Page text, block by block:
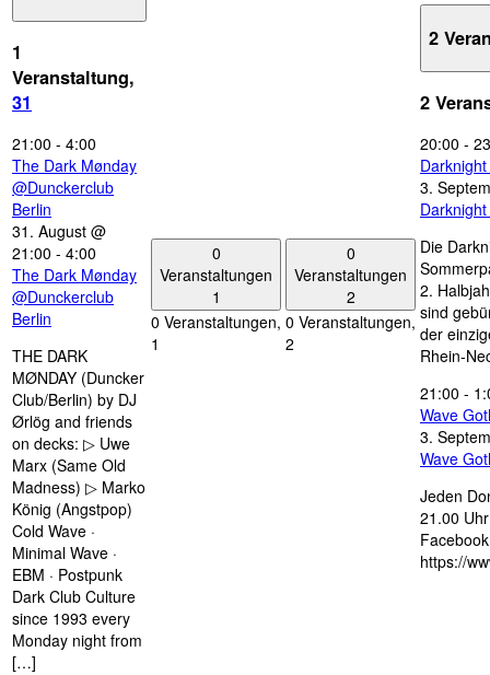
1
Veranstaltung,
31
21:00 - 4:00
The Dark Mønday
@Dunckerclub
Berlin
31. August @
21:00 - 4:00
The Dark Mønday
@Dunckerclub
Berlin
THE DARK
MØNDAY (Duncker
Club/Berlin) by DJ
Ørlög and friends
on decks: ▷ Uwe
Marx (Same Old
Madness) ▷ Marko
König (Angstpop)
Cold Wave ·
Minimal Wave ·
EBM · Postpunk
Dark Club Culture
since 1993 every
Monday night from
[…]
0
Veranstaltungen
1
0 Veranstaltungen,
1
0
Veranstaltungen
2
0 Veranstaltungen,
2
2
2
20:00 -
3.
Die
2.
sind
der
Rhein-
21:00 -
Wave
3.
Wave
Jeden
21.00
https://